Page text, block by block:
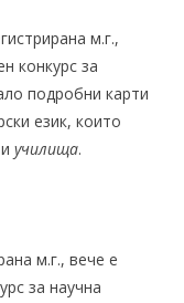
м.г.,
конкурс за
подробни карти
език, които
училища.
м.г., вече е
за научна